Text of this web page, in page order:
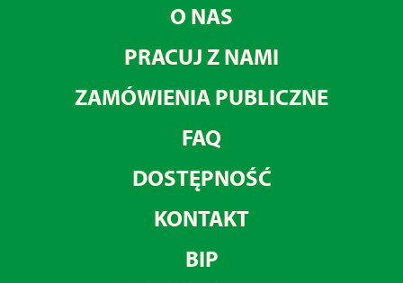
O NAS
PRACUJ Z NAMI
ZAMÓWIENIA PUBLICZNE
FAQ
DOSTĘPNOŚĆ
KONTAKT
BIP